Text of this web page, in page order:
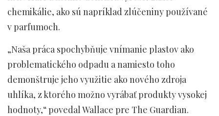
chemikálie, ako sú napríklad zlúčeniny používané
v parfumoch.
„Naša práca spochybňuje vnímanie plastov ako
problematického odpadu a namiesto toho
demonštruje jeho využitie ako nového zdroja
uhlíka, z ktorého možno vyrábať produkty vysokej
hodnoty,“ povedal Wallace pre The Guardian.